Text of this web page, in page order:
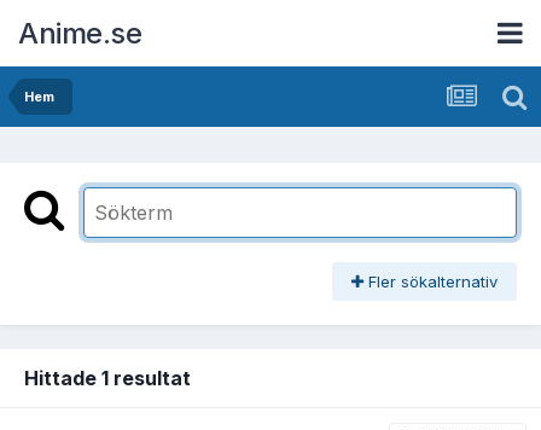
Anime.se
Hem
Fler sökalternativ
Hittade 1 resultat